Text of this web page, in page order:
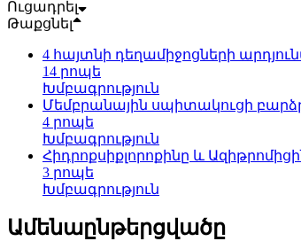
Ուցադրել
Թաքցնել
4 հայտնի դեղամիջոցների
14 րոպե
Խմբագրություն
Մեմբրանային սպիտակուցի
4 րոպե
Խմբագրություն
Հիդրոքսիքլորոքինը և
3 րոպե
Խմբագրություն
Ամենաընթերցվածը